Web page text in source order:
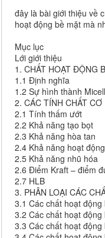
đây là bài giới thiệu về
hoạt động bề mặt mà
Mục lục
Lới giới thiệu
1. CHẤT HOẠT ĐỘNG
1.1 Định nghĩa
1.2 Sự hình thành Micell
2. CÁC TÍNH CHẤT CƠ
2.1 Tính thấm ướt
2.2 Khả năng tạo bọt
2.3 Khả năng hòa tan
2.4 Khả năng hoạt
2.5 Khả năng nhũ hóa
2.6 Điểm Kraft – điểm
2.7 HLB
3. PHÂN LOẠI CÁC
3.1 Các chất hoạt
3.2 Các chất hoạt động
3.3 Các chất hoạt động